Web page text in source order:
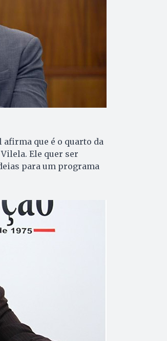
que é o quarto da
Ele quer ser
para um programa